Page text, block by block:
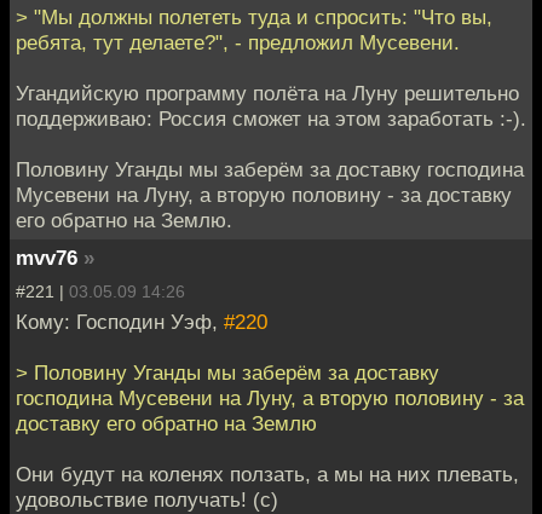
> "Мы должны полететь туда и спросить: "Что вы,
ребята, тут делаете?", - предложил Мусевени.
Угандийскую программу полёта на Луну решительно
поддерживаю: Россия сможет на этом заработать :-).
Половину Уганды мы заберём за доставку господина
Мусевени на Луну, а вторую половину - за доставку
его обратно на Землю.
mvv76 »
#221 | 03.05.09 14:26
Кому: Господин Уэф, #220
> Половину Уганды мы заберём за доставку
господина Мусевени на Луну, а вторую половину - за
доставку его обратно на Землю
Они будут на коленях ползать, а мы на них плевать,
удовольствие получать! (с)